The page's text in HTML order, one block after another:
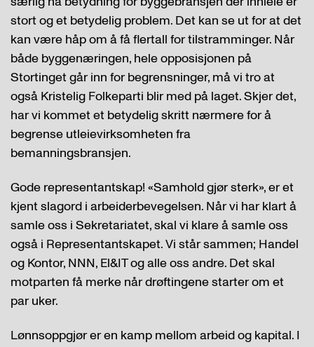
stort og et betydelig problem. Det kan se ut for at det
kan være håp om å få flertall for tilstramminger. Når
både byggenæringen, hele opposisjonen på
Stortinget går inn for begrensninger, må vi tro at
også Kristelig Folkeparti blir med på laget. Skjer det,
har vi kommet et betydelig skritt nærmere for å
begrense utleievirksomheten fra
bemanningsbransjen.
Gode representantskap! «Samhold gjør sterk», er et
kjent slagord i arbeiderbevegelsen. Når vi har klart å
samle oss i Sekretariatet, skal vi klare å samle oss
også i Representantskapet. Vi står sammen; Handel
og Kontor, NNN, El&IT og alle oss andre. Det skal
motparten få merke når drøftingene starter om et
par uker.
Lønnsoppgjør er en kamp mellom arbeid og kapital. I